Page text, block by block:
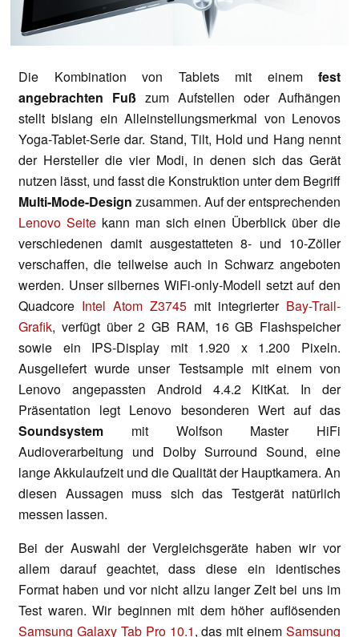
Die Kombination von Tablets mit einem fest
angebrachten Fuß zum Aufstellen oder Aufhängen
stellt bislang ein Alleinstellungsmerkmal von Lenovos
Yoga-Tablet-Serie dar. Stand, Tilt, Hold und Hang nennt
der Hersteller die vier Modi, in denen sich das Gerät
nutzen lässt, und fasst die Konstruktion unter dem Begriff
Multi-Mode-Design zusammen. Auf der entsprechenden
Lenovo Seitekann man sich einen Überblick über die
verschiedenen damit ausgestatteten 8- und 10-Zöller
verschaffen, die teilweise auch in Schwarz angeboten
werden. Unser silbernes WiFi-only-Modell setzt auf den
Quadcore Intel Atom Z3745 mit integrierter Bay-Trail-
Grafik, verfügt über 2 GB RAM, 16 GB Flashspeicher
sowie ein IPS-Display mit 1.920 x 1.200 Pixeln.
Ausgeliefert wurde unser Testsample mit einem von
Lenovo angepassten Android 4.4.2 KitKat. In der
Präsentation legt Lenovo besonderen Wert auf das
Soundsystem mit Wolfson Master HiFi
Audioverarbeitung und Dolby Surround Sound, eine
lange Akkulaufzeit und die Qualität der Hauptkamera. An
diesen Aussagen muss sich das Testgerät natürlich
messen lassen.
Bei der Auswahl der Vergleichsgeräte haben wir vor
allem darauf geachtet, dass diese ein identisches
Format haben und vor nicht allzu langer Zeit bei uns im
Test waren. Wir beginnen mit dem höher auflösenden
Samsung Galaxy Tab Pro 10.1, das mit einem Samsung